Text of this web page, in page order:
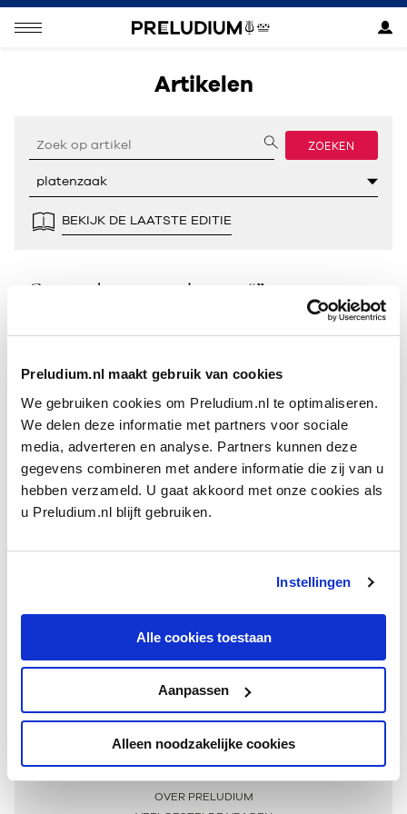
Preludium.nl maakt gebruik van cookies
We gebruiken cookies om Preludium.nl te optimaliseren.
We delen deze informatie met partners voor sociale
media, adverteren en analyse. Partners kunnen deze
gegevens combineren met andere informatie die zij van u
hebben verzameld. U gaat akkoord met onze cookies als
u Preludium.nl blijft gebruiken.
Instellingen
Alle cookies toestaan
Aanpassen
Alleen noodzakelijke cookies
Artikelen
ZOEKEN
BEKIJK DE LAATSTE EDITIE
Geen resultaten gevonden voor “”.
Meer informatie
OVER PRELUDIUM